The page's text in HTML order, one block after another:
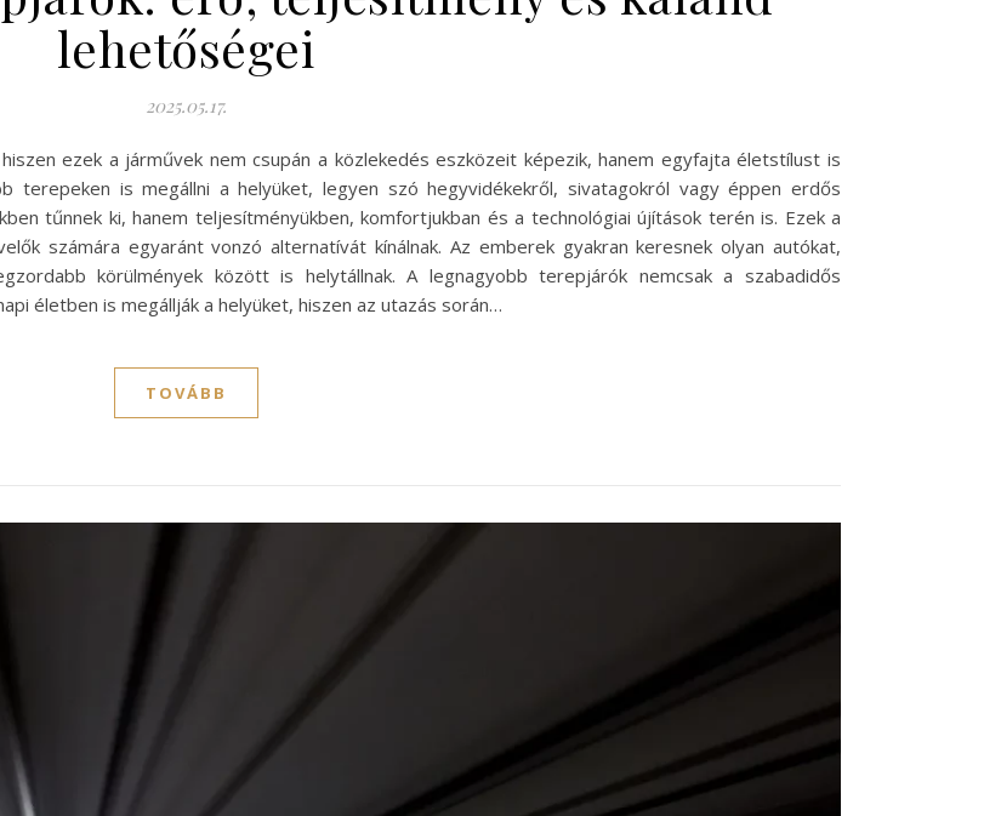
lehetőségei
2025.05.17.
ezek a járművek nem csupán a közlekedés eszközeit képezik, hanem egyfajta életstílust is
terepeken is megállni a helyüket, legyen szó hegyvidékekről, sivatagokról vagy éppen erdős
tűnnek ki, hanem teljesítményükben, komfortjukban és a technológiai újítások terén is. Ezek a
számára egyaránt vonzó alternatívát kínálnak. Az emberek gyakran keresnek olyan autókat,
körülmények között is helytállnak. A legnagyobb terepjárók nemcsak a szabadidős
életben is megállják a helyüket, hiszen az utazás során…
TOVÁBB